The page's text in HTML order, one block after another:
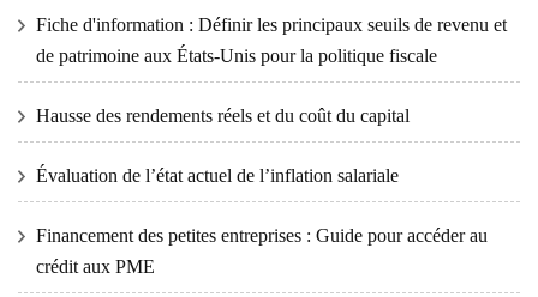
Fiche d'information : Définir les principaux seuils de revenu et
de patrimoine aux États-Unis pour la politique fiscale
Hausse des rendements réels et du coût du capital
Évaluation de l’état actuel de l’inflation salariale
Financement des petites entreprises : Guide pour accéder au
crédit aux PME